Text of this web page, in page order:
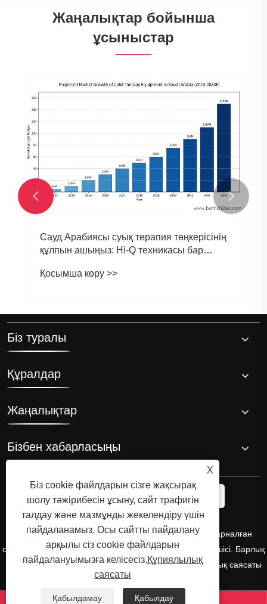
Жаңалықтар бойынша
ұсыныстар
Сауд Арабиясы суық терапия төңкерісінің
құлпын ашыңыз: Hi-Q техникасы бар
Қосымша көру >>
 
Біз туралы
Құралдар
Жаңалықтар
Бізбен хабарласыңы
Авторлық құқық © 2008 Hi-Q Group, мұзды ваннаға арналған
салқындатқыштың түпнұсқа өнертапқышы және өндірушісі. Барлық
құқықтар қорғалған.Links Sitemap RSS XML Құпиялылық саясаты
X
Біз cookie файлдарын сізге жақсырақ
шолу тәжірибесін ұсыну, сайт трафигін
талдау және мазмұнды жекелендіру үшін
пайдаланамыз. Осы сайтты пайдалану
арқылы сіз cookie файлдарын
пайдалануымызға келісесіз.Құпиялылық
саясаты
Қабылдамау Қабылдау